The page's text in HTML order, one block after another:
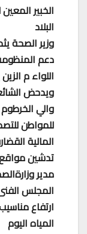
الخبير
البلاد
وزير الصحة
دعم
اللواء م
ويدحض
والي
للمواطن
المالية
تدشين
مدير
المجلس
ارتفاع
المياه اليوم